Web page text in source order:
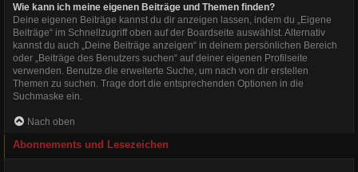
Wie kann ich meine eigenen Beiträge und Themen finden?
Deine eigenen Beiträge kannst du dir anzeigen lassen, indem du „Eigene
Beiträge“ im Schnellzugriff oben auf der Boardseite auswählst. Alternativ
kannst du auch „Deine Beiträge anzeigen“ in deinem persönlichen Bereich
oder „Beiträge des Benutzers suchen“ auf deiner eigenen Profilseite
verwenden. Benutze die erweiterte Suche, um nach von dir erstellen
Themen zu suchen. Trage dort die entsprechenden Optionen in die
Suchmaske ein.
Nach oben
Abonnements und Lesezeichen